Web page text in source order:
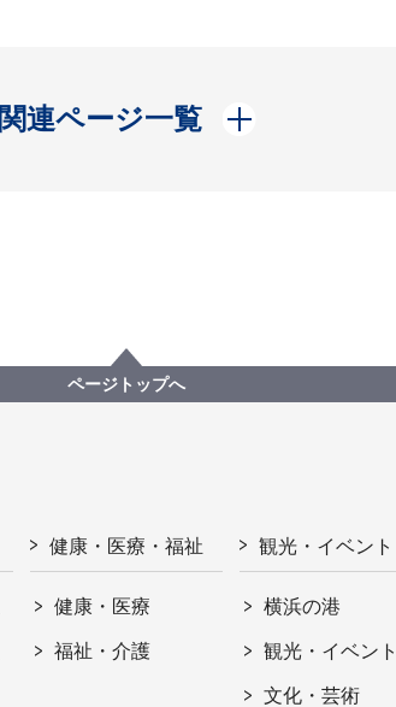
関連ページ一覧
開く
ページトップへ
健康・医療・福祉
健康・医療
福祉・介護
観光・イベント
横浜の港
観光・イベント
文化・芸術